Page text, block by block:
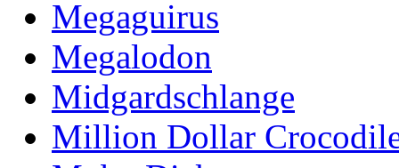
Megaguirus
Megalodon
Midgardschlange
Million Dollar